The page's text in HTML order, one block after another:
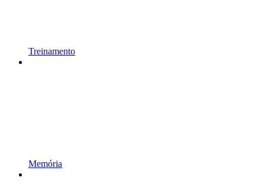
Treinamento
Memória